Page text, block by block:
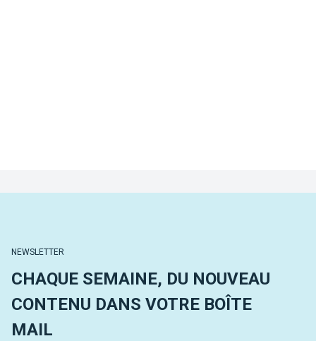
NEWSLETTER
CHAQUE SEMAINE, DU NOUVEAU
CONTENU DANS VOTRE BOÎTE
MAIL